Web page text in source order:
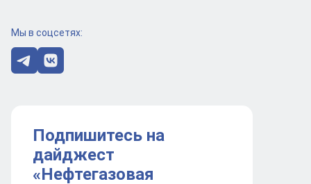
Мы в соцсетях:
Подпишитесь на
дайджест
«Нефтегазовая